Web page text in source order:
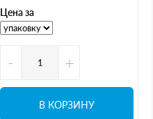
Цена за
- +
В КОРЗИНУ